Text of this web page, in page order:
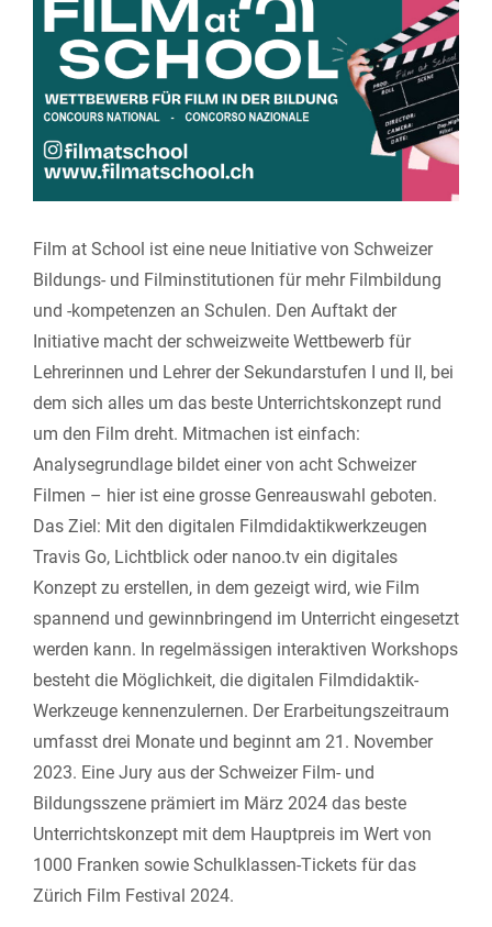
Larger
Image
Film at School ist eine neue Initiative von Schweizer
Bildungs- und Filminstitutionen für mehr Filmbildung
und -kompetenzen an Schulen. Den Auftakt der
Initiative macht der schweizweite Wettbewerb für
Lehrerinnen und Lehrer der Sekundarstufen I und II, bei
dem sich alles um das beste Unterrichtskonzept rund
um den Film dreht. Mitmachen ist einfach:
Analysegrundlage bildet einer von acht Schweizer
Filmen – hier ist eine grosse Genreauswahl geboten.
Das Ziel: Mit den digitalen Filmdidaktikwerkzeugen
Travis Go, Lichtblick oder nanoo.tv ein digitales
Konzept zu erstellen, in dem gezeigt wird, wie Film
spannend und gewinnbringend im Unterricht eingesetzt
werden kann. In regelmässigen interaktiven Workshops
besteht die Möglichkeit, die digitalen Filmdidaktik-
Werkzeuge kennenzulernen. Der Erarbeitungszeitraum
umfasst drei Monate und beginnt am 21. November
2023. Eine Jury aus der Schweizer Film- und
Bildungsszene prämiert im März 2024 das beste
Unterrichtskonzept mit dem Hauptpreis im Wert von
1000 Franken sowie Schulklassen-Tickets für das
Zürich Film Festival 2024.